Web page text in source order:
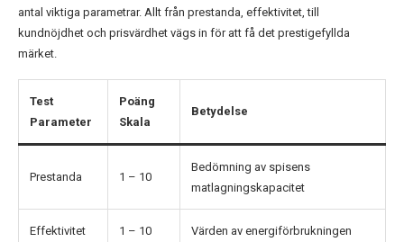
antal viktiga parametrar. Allt från prestanda, effektivitet, till
kundnöjdhet och prisvärdhet vägs in för att få det prestigefyllda
märket.
Test
Parameter
Poäng
Skala
Betydelse
Prestanda 1 – 10
Bedömning av spisens
matlagningskapacitet
Effektivitet 1 – 10 Värden av energiförbrukningen